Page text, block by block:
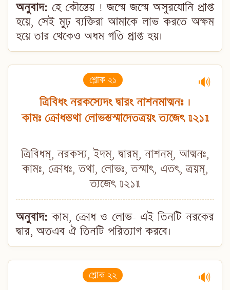
অনুবাদ: হে কৌন্তেয় ! জন্মে জন্মে অসুরযোনি প্রাপ্ত
হয়ে, সেই মুঢ় ব্যক্তিরা আমাকে লাভ করতে অক্ষম
হয়ে তার থেকেও অধম গতি প্রাপ্ত হয়।
শ্লোক ২১ 🔊
ত্রিবিধং নরকস্যেদং দ্বারং নাশনমাত্মনঃ ।
কামঃ ক্রোধস্তথা লোভস্তস্মাদেতত্রয়ং ত্যজেৎ ॥২১॥
ত্রিবিধম্, নরকস্য, ইদম্, দ্বারম্, নাশনম্, আত্মনঃ,
কামঃ, ক্রোধঃ, তথা, লোভঃ, তস্মাৎ, এতৎ, ত্রয়ম্,
ত্যজেৎ ॥২১॥
অনুবাদ: কাম, ক্রোধ ও লোভ- এই তিনটি নরকের
দ্বার, অতএব ঐ তিনটি পরিত্যাগ করবে।
শ্লোক ২২ 🔊